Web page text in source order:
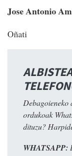
Jose Antonio
Oñati
Debagoieneko
ordukoak
dituzu?
WHATSAPP: